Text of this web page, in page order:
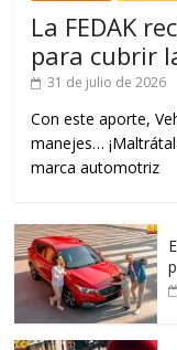
La FEDAK
para cubrir
31 de julio de 2026
Con este aporte,
manejes…
marca automotriz